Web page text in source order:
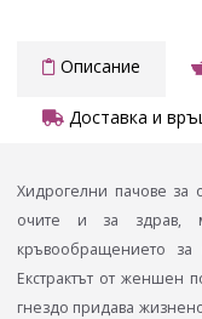
Описание
Доставка и
Хидрогелни пачове за
очите и за здрав,
кръвообращението
Екстрактът от женшен
гнездо придава